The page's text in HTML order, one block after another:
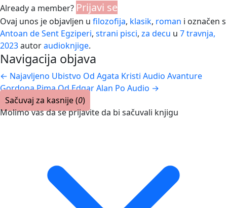
Already a member? Prijavi se
Ovaj unos je objavljen u filozofija, klasik, roman i označen s
Antoan de Sent Egziperi, strani pisci, za decu u 7 travnja,
2023autoraudioknjige.
Navigacija objava
← Najavljeno Ubistvo Od Agata Kristi Audio Avanture
Gordona Pima Od Edgar Alan Po Audio →
Sačuvaj za kasnije (0)
Molimo vas da se prijavite da bi sačuvali knjigu